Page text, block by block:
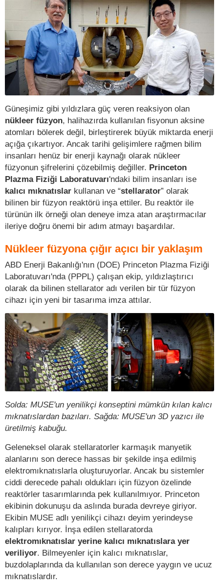
Güneşimiz gibi yıldızlara güç veren reaksiyon olan
nükleer füzyon, halihazırda kullanılan fisyonun aksine
atomları bölerek değil, birleştirerek büyük miktarda enerji
açığa çıkartıyor. Ancak tarihi gelişimlere rağmen bilim
insanları henüz bir enerji kaynağı olarak nükleer
füzyonun şifrelerini çözebilmiş değiller. Princeton
Plazma Fiziği Laboratuvarı'ndaki bilim insanları ise
kalıcı mıknatıslar kullanan ve “stellarator” olarak
bilinen bir füzyon reaktörü inşa ettiler. Bu reaktör ile
türünün ilk örneği olan deneye imza atan araştırmacılar
ileriye doğru önemi bir adım atmayı başardılar.
Nükleer füzyona çığır açıcı bir yaklaşım
ABD Enerji Bakanlığı'nın (DOE) Princeton Plazma Fiziği
Laboratuvarı'nda (PPPL) çalışan ekip, yıldızlaştırıcı
olarak da bilinen stellarator adı verilen bir tür füzyon
cihazı için yeni bir tasarıma imza attılar.
Solda: MUSE'un yenilikçi konseptini mümkün kılan kalıcı
mıknatıslardan bazıları. Sağda: MUSE'un 3D yazıcı ile
üretilmiş kabuğu.
Geleneksel olarak stellaratorler karmaşık manyetik
alanlarını son derece hassas bir şekilde inşa edilmiş
elektromıknatıslarla oluşturuyorlar. Ancak bu sistemler
ciddi derecede pahalı oldukları için füzyon özelinde
reaktörler tasarımlarında pek kullanılmıyor. Princeton
ekibinin dokunuşu da aslında burada devreye giriyor.
Ekibin MUSE adlı yenilikçi cihazı deyim yerindeyse
kalıpları kırıyor. İnşa edilen stellaratorda
elektromıknatıslar yerine kalıcı mıknatıslara yer
veriliyor. Bilmeyenler için kalıcı mıknatıslar,
buzdolaplarında da kullanılan son derece yaygın ve ucuz
mıknatıslardır.